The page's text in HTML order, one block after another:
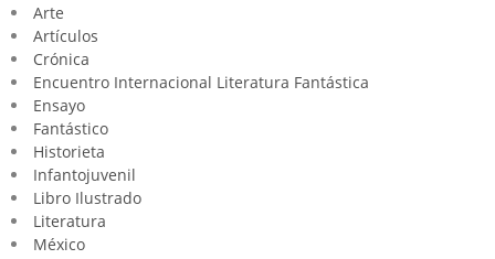
Arte
Artículos
Crónica
Encuentro Internacional Literatura Fantástica
Ensayo
Fantástico
Historieta
Infantojuvenil
Libro Ilustrado
Literatura
México